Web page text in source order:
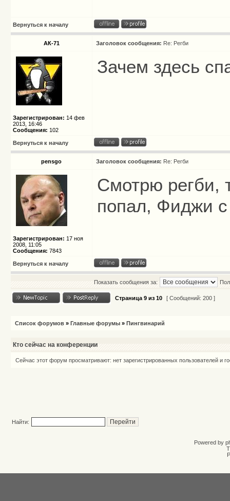
Вернуться к началу
АК-71 Заголовок сообщения: Re: Регби
Зарегистрирован: 14 фев
2013, 16:46
Сообщения: 102
Зачем здесь
Вернуться к началу
pensgo Заголовок сообщения: Re: Регби
Зарегистрирован: 17 ноя
2008, 11:05
Сообщения: 7843
Смотрю регби,
попал, Фиджи
Вернуться к началу
Показать сообщения за:
Страница 9 из 10 [ Сообщений: 200 ]
Список форумов » Главные форумы » Пингвинарий
Кто сейчас на конференции
Сейчас этот форум просматривают: нет зарегистрированных пользователей и
Найти:
Powered by